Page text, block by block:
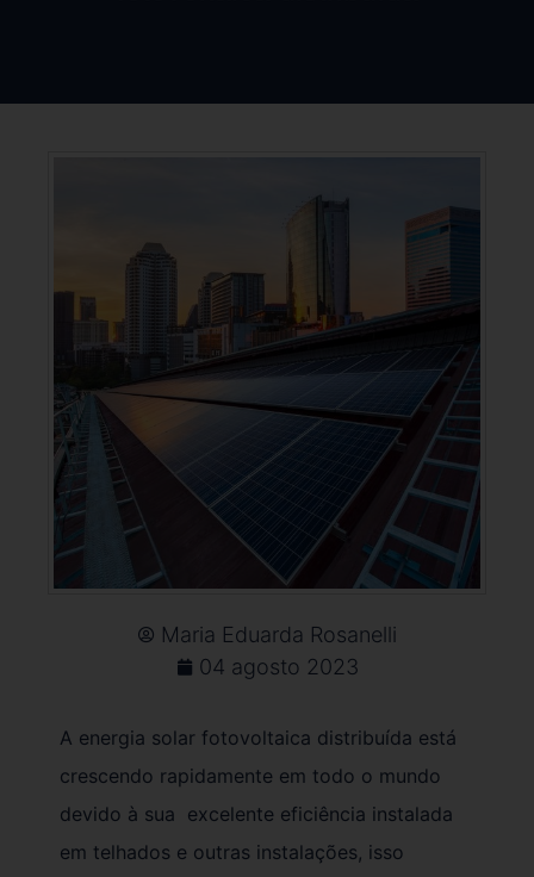
Maria Eduarda Rosanelli
04 agosto 2023
A energia solar fotovoltaica distribuída está
crescendo rapidamente em todo o mundo
devido à sua excelente eficiência instalada
em telhados e outras instalações, isso